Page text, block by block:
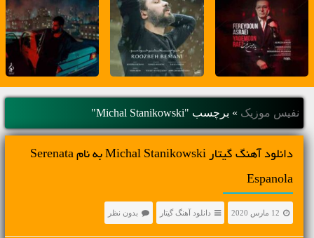
نفیس موزیک » برچسب "Michal Stanikowski"
دانلود آهنگ گیتار Michal Stanikowski به نام Serenata
Espanola
12 مارس 2020 دانلود آهنگ گیتار بدون نظر